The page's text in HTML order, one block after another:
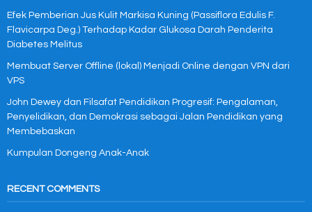
Efek Pemberian Jus Kulit Markisa Kuning (Passiflora Edulis F.
Flavicarpa Deg.) Terhadap Kadar Glukosa Darah Penderita
Diabetes Melitus
Membuat Server Offline (lokal) Menjadi Online dengan VPN dari
VPS
John Dewey dan Filsafat Pendidikan Progresif: Pengalaman,
Penyelidikan, dan Demokrasi sebagai Jalan Pendidikan yang
Membebaskan
Kumpulan Dongeng Anak-Anak
RECENT COMMENTS